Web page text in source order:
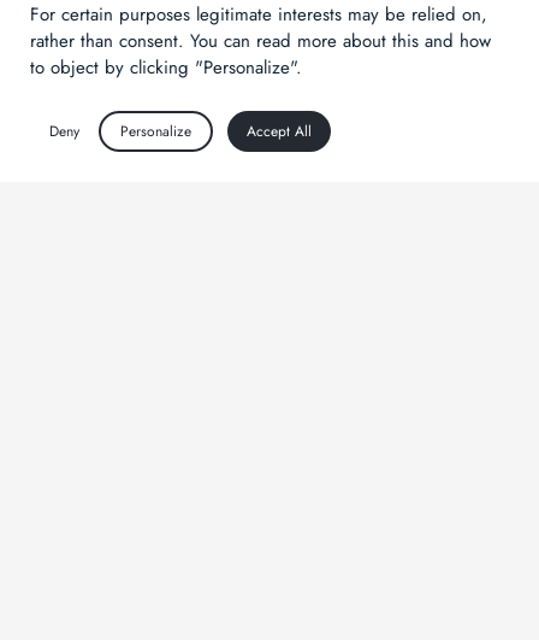
For certain purposes legitimate interests may be relied on,
rather than consent. You can read more about this and how
to object by clicking "Personalize".
Deny Personalize Accept All